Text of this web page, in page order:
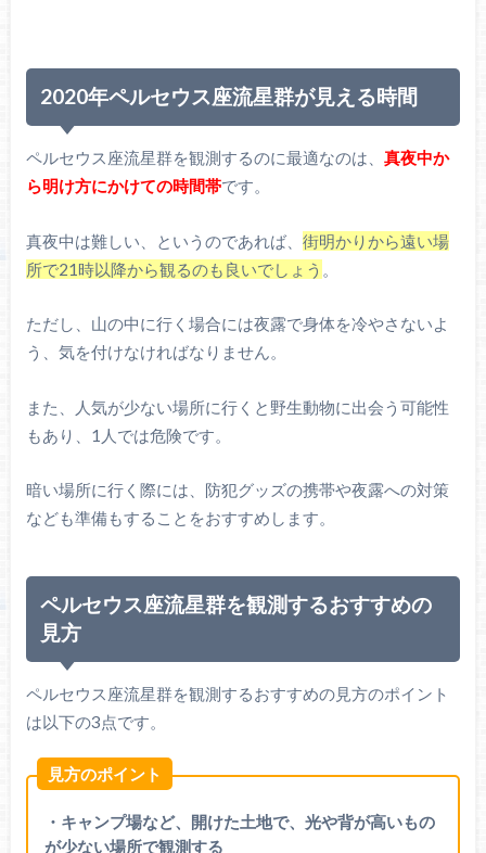
2020年ペルセウス座流星群が見える時間
ペルセウス座流星群を観測するのに最適なのは、 真夜中か
ら明け方にかけての時間帯です。
真夜中は難しい、というのであれば、 街明かりから遠い場
所で21時以降から観るのも良いでしょう 。
ただし、山の中に行く場合には夜露で身体を冷やさないよ
う、気を付けなければなりません。
また、人気が少ない場所に行くと野生動物に出会う可能性
もあり、1人では危険です。
暗い場所に行く際には、防犯グッズの携帯や夜露への対策
なども準備もすることをおすすめします。
ペルセウス座流星群を観測するおすすめの
見方
ペルセウス座流星群を観測するおすすめの見方のポイント
は以下の3点です。
見方のポイント
・キャンプ場など、開けた土地で、光や背が高いもの
が少ない場所で観測する